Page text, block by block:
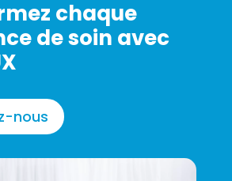
chaque
de soin avec
nous